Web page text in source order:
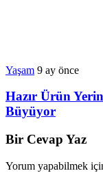
Yaşam 9 ay önce
Hazır Ürün
Büyüyor
Bir Cevap Yaz
Yorum yapabilmek